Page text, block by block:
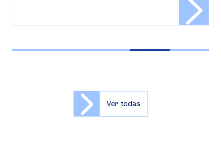
Ver todas